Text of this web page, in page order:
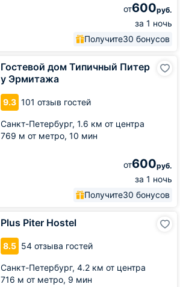
от600руб.
за 1 ночь
Получите30 бонусов
Гостевой дом Типичный Питер
у Эрмитажа
9.3 101 отзыв гостей
Санкт-Петербург, 1.6 км от центра
769 м от метро, 10 мин
от600руб.
за 1 ночь
Получите30 бонусов
Plus Piter Hostel
8.5 54 отзыва гостей
Санкт-Петербург, 4.2 км от центра
716 м от метро, 9 мин